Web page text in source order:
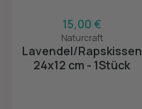
15,00 €
Naturcraft
Lavendel/Rapskissen
24x12 cm - 1Stück